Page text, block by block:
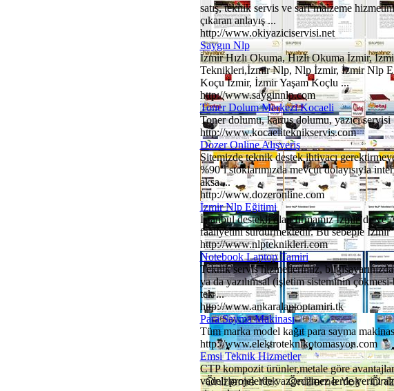
satış, teknik servis ve sarf malzeme
çıkaran anlayış ...
http://www.okiyaziciservisi.net
Saygın Nlp
İzmir Hızlı Okuma, Hızlı Okuma İzmir,
Teknikleri,İzmir Nlp, Nlp İzmir, İzmir Nlp
Koçu İzmir, İzmir Yaşam Koçlu ...
http://www.sayginnlp.com
Toner Dolum Merkezi Kocaeli
Toner dolumu, kartus dolumu, yazıcı servisi
http://www.kocaeliteknikservis.com
Dozer Online Alışveriş
Sitemizde teknik destek ihtiyacı
%90’ı stoklarımızda mevcut dolayısıyla
aksa ...
http://www.dozeronline.com
İzmir Nlp Eğitimi
İstanbul destekli olan firmamız İzmir’de ve
faaliyetini sürdürmektedir. Bu sebeple
http://www.nlpteknikleri.com
Notebook Laptop Tamiri
Teknik servis hizmetlerimiz,
ya da yazılımsal (işletim sisteminin
tek ...
http://www.ankaralaptoptamiri.tk
Para Sayma Makinası
Tüm marka model kağıt para sayma
http://www.elektroteknikotomasyon.com
Emsi Teknik Hizmetler
CTP kompozit ürünler,metale göre
vadeli projelerde vazgecilmez lerde yerini